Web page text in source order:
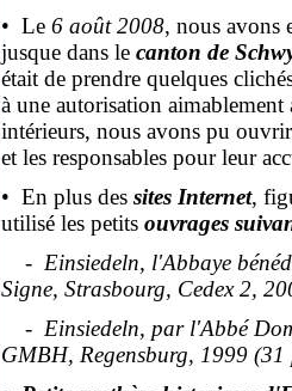
• Le 6 août 2008, nous avons
jusque dans le canton de
était de prendre quelques
à une autorisation
intérieurs, nous avons pu
et les responsables pour leur
• En plus des sites Internet,
utilisé les petits ouvrages
- Einsiedeln, l'Abbaye
Signe, Strasbourg, Cedex 2,
- Einsiedeln, par l'Abbé
GMBH, Regensburg, 1999 (31